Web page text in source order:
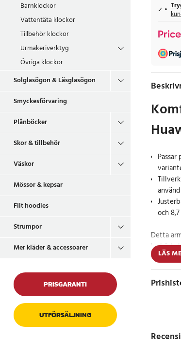
Barnklockor
Vattentäta klockor
Tillbehör klockor
Urmakeriverktyg
Övriga klockor
Solglasögon & Läsglasögon
Smyckesförvaring
Plånböcker
Skor & tillbehör
Väskor
Mössor & kepsar
Filt hoodies
Strumpor
Mer kläder & accessoarer
PRISGARANTI
UTFÖRSÄLJNING
och
Detta
ha både
8 eller 9.
material,
LÄS